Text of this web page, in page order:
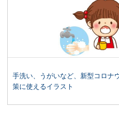
手洗い、うがいなど、新型コロナ
策に使えるイラスト